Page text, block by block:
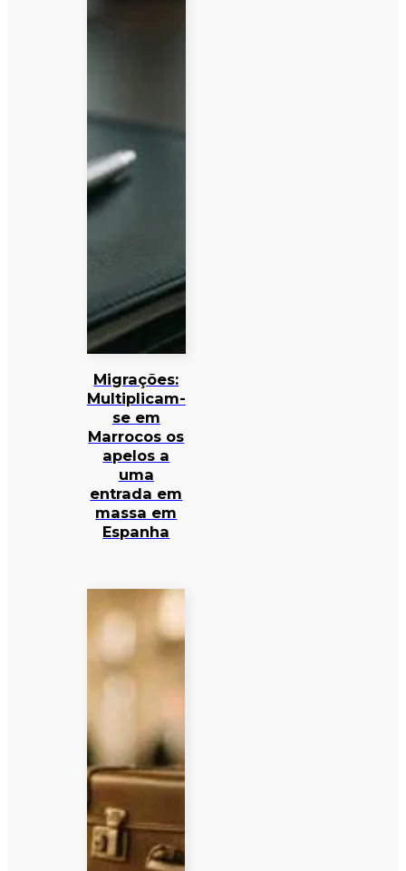
Migrações:
Multiplicam-
se em
Marrocos os
apelos a
uma
entrada em
massa em
Espanha